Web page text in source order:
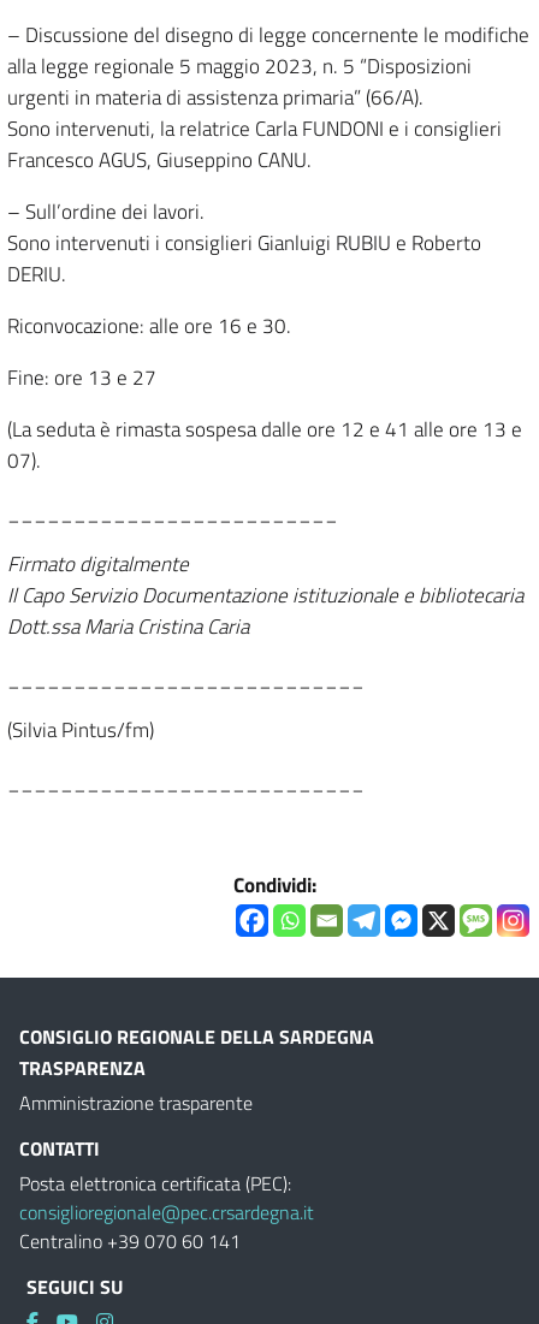
– Discussione del disegno di legge concernente le modifiche
alla legge regionale 5 maggio 2023, n. 5 “Disposizioni
urgenti in materia di assistenza primaria” (66/A).
Sono intervenuti, la relatrice Carla FUNDONI e i consiglieri
Francesco AGUS, Giuseppino CANU.
– Sull’ordine dei lavori.
Sono intervenuti i consiglieri Gianluigi RUBIU e Roberto
DERIU.
Riconvocazione: alle ore 16 e 30.
Fine: ore 13 e 27
(La seduta è rimasta sospesa dalle ore 12 e 41 alle ore 13 e
07).
Firmato digitalmente
Il Capo Servizio Documentazione istituzionale e bibliotecaria
Dott.ssa Maria Cristina Caria
(Silvia Pintus/fm)
Condividi:
CONSIGLIO REGIONALE DELLA SARDEGNA
TRASPARENZA
Amministrazione trasparente
CONTATTI
Posta elettronica certificata (PEC):
consiglioregionale@pec.crsardegna.it
Centralino +39 070 60 141
SEGUICI SU